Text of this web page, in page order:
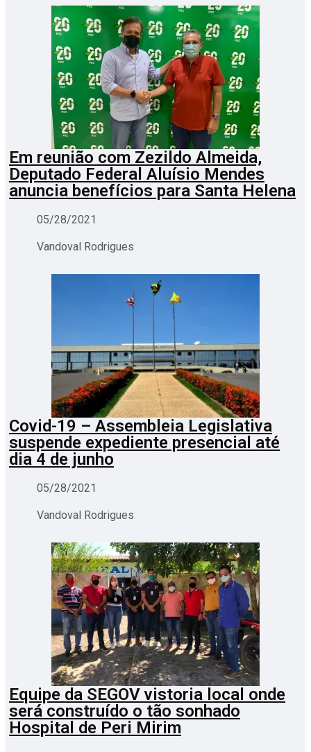
Em reunião com Zezildo Almeida,
Deputado Federal Aluísio Mendes
anuncia benefícios para Santa Helena
05/28/2021
Vandoval Rodrigues
Covid-19 – Assembleia Legislativa
suspende expediente presencial até
dia 4 de junho
05/28/2021
Vandoval Rodrigues
Equipe da SEGOV vistoria local onde
será construído o tão sonhado
Hospital de Peri Mirim